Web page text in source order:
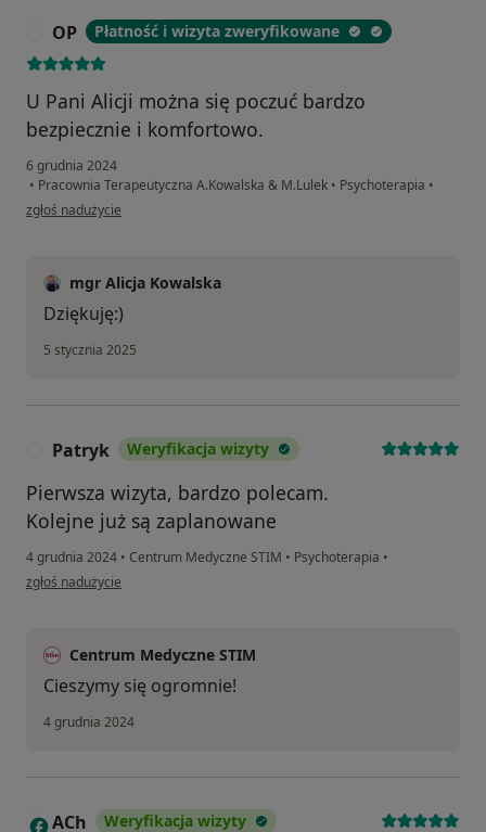
OP Płatność i wizyta zweryfikowane
U Pani Alicji można się poczuć bardzo
bezpiecznie i komfortowo.
6 grudnia 2024
• Pracownia Terapeutyczna A.Kowalska & M.Lulek • Psychoterapia •
w opinii użytkownika OP
zgłoś nadużycie
mgr Alicja Kowalska
Dziękuję:)
5 stycznia 2025
Patryk Weryfikacja wizyty
Pierwsza wizyta, bardzo polecam.
Kolejne już są zaplanowane
4 grudnia 2024 • Centrum Medyczne STIM • Psychoterapia •
w opinii użytkownika Patryk
zgłoś nadużycie
Centrum Medyczne STIM
Cieszymy się ogromnie!
4 grudnia 2024
A ACh Weryfikacja wizyty